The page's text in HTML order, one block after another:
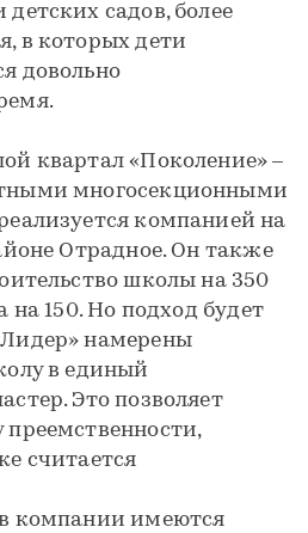
садов, более
в которых дети
довольно
квартал «Поколение» –
многосекционными
компанией на
Отрадное. Он также
школы на 350
на 150. Но подход будет
намерены
в единый
Это позволяет
преемственности,
считается
компании имеются